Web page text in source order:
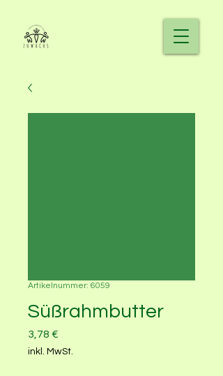
Artikelnummer: 6059
Süßrahmbutter
3,78 €
inkl. MwSt.